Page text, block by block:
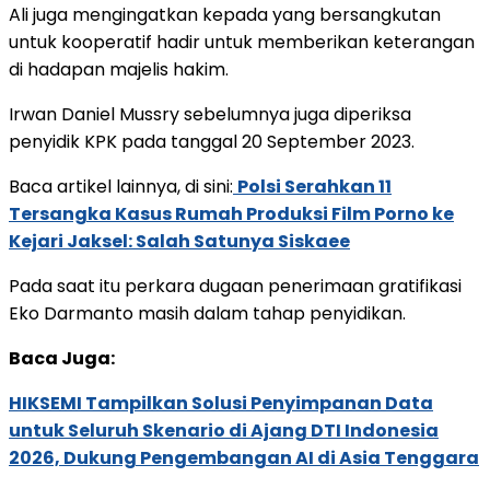
Ali juga mengingatkan kepada yang bersangkutan
untuk kooperatif hadir untuk memberikan keterangan
di hadapan majelis hakim.
Irwan Daniel Mussry sebelumnya juga diperiksa
penyidik KPK pada tanggal 20 September 2023.
Baca artikel lainnya, di sini: Polsi Serahkan 11
Tersangka Kasus Rumah Produksi Film Porno ke
Kejari Jaksel: Salah Satunya Siskaee
Pada saat itu perkara dugaan penerimaan gratifikasi
Eko Darmanto masih dalam tahap penyidikan.
Baca Juga:
HIKSEMI Tampilkan Solusi Penyimpanan Data
untuk Seluruh Skenario di Ajang DTI Indonesia
2026, Dukung Pengembangan AI di Asia Tenggara